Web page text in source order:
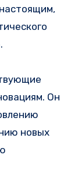
Он
новых